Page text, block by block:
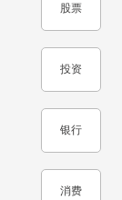
股票
投资
银行
消费